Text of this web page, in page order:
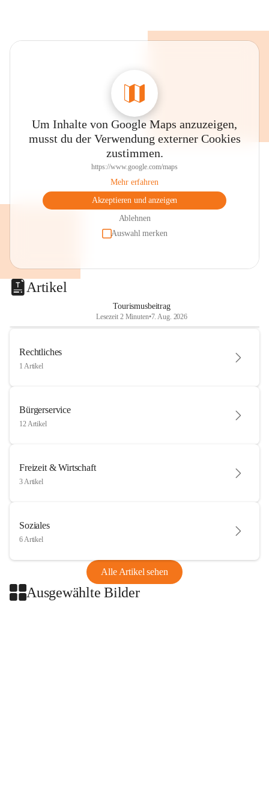
Um Inhalte von Google Maps anzuzeigen,
musst du der Verwendung externer Cookies
zustimmen.
https://www.google.com/maps
Mehr erfahren
Akzeptieren und anzeigen
Ablehnen
Auswahl merken
Artikel
Tourismusbeitrag
Lesezeit 2 Minuten•7. Aug. 2026
Rechtliches
1 Artikel
Bürgerservice
12 Artikel
Freizeit & Wirtschaft
3 Artikel
Soziales
6 Artikel
Alle Artikel sehen
Ausgewählte Bilder